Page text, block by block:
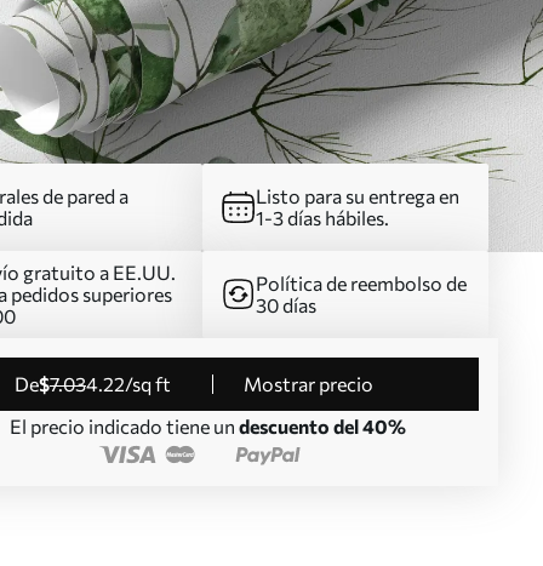
de pared a
Listo para su entrega en
1-3 días hábiles.
gratuito a EE.UU.
pedidos superiores
Política de reembolso de
30 días
de$7.034.22/sq ft
Mostrar precio
El precio indicado tiene un descuento del 40%